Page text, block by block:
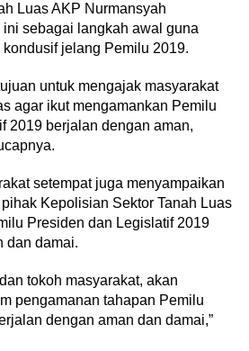
Luas AKP Nurmansyah
sebagai langkah awal guna
jelang Pemilu 2019.
untuk mengajak masyarakat
agar ikut mengamankan Pemilu
2019 berjalan dengan aman,
setempat juga menyampaikan
Kepolisian Sektor Tanah Luas
Presiden dan Legislatif 2019
dan damai.
tokoh masyarakat, akan
pengamanan tahapan Pemilu
dengan aman dan damai,”